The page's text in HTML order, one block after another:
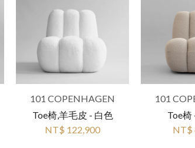
101 COPENHAGEN
Toe椅,羊毛皮 - 白色
NT$ 122,900
101
Toe椅
NT$